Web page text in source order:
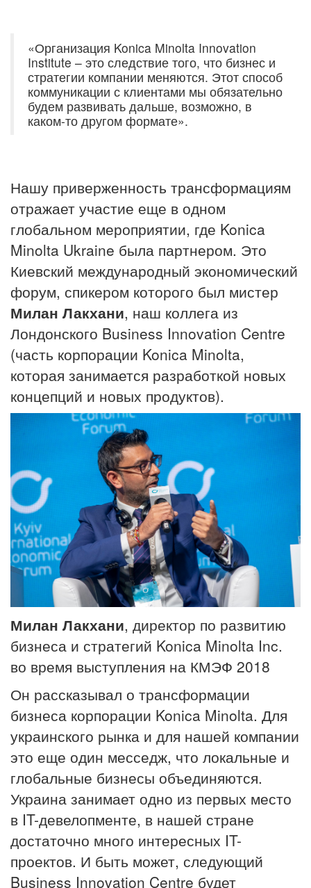
«Организация Konica Minolta Innovation
Institute – это следствие того, что бизнес и
стратегии компании меняются. Этот способ
коммуникации с клиентами мы обязательно
будем развивать дальше, возможно, в
каком-то другом формате».
Нашу приверженность трансформациям
отражает участие еще в одном
глобальном мероприятии, где Konica
Minolta Ukraine была партнером. Это
Киевский международный экономический
форум, спикером которого был мистер
Милан Лакхани, наш коллега из
Лондонского Business Innovation Centre
(часть корпорации Konica Minolta,
которая занимается разработкой новых
концепций и новых продуктов).
Милан Лакхани, директор по развитию
бизнеса и стратегий Konica Minolta Inc.
во время выступления на КМЭФ 2018
Он рассказывал о трансформации
бизнеса корпорации Konica Minolta. Для
украинского рынка и для нашей компании
это еще один месседж, что локальные и
глобальные бизнесы объединяются.
Украина занимает одно из первых место
в IT-девелопменте, в нашей стране
достаточно много интересных IT-
проектов. И быть может, следующий
Business Innovation Centre будет